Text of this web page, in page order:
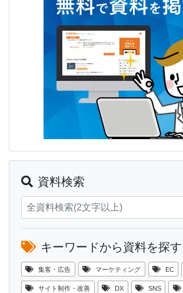
資料検索
キーワードから資料を探す
集客・広告 マーケティング EC
サイト制作・改善 DX SNS